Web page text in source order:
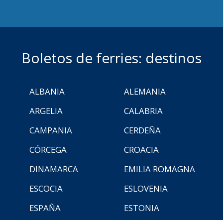
Boletos de ferries: destinos
ALBANIA
ALEMANIA
ARGELIA
CALABRIA
CAMPANIA
CERDEÑA
CÓRCEGA
CROACIA
DINAMARCA
EMILIA ROMAGNA
ESCOCIA
ESLOVENIA
ESPAÑA
ESTONIA